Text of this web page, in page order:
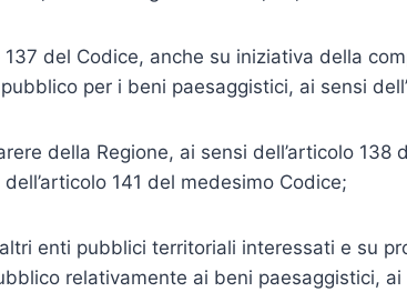
del Codice, anche su iniziativa della
per i beni paesaggistici, ai sensi
della Regione, ai sensi dell’articolo
141 del medesimo Codice;
enti pubblici territoriali interessati e su
relativamente ai beni paesaggistici, ai